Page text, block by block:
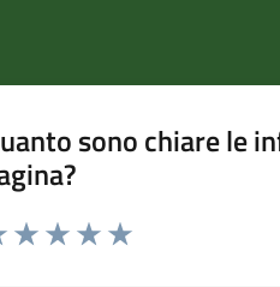
sono chiare le
da 1 a 5 stelle la pagina